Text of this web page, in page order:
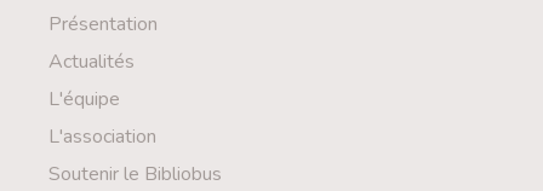
Présentation
Actualités
L'équipe
L'association
Soutenir le Bibliobus